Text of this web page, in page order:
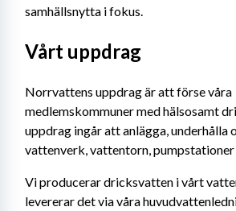
samhällsnytta i fokus.
Vårt uppdrag
Norrvattens uppdrag är att förse våra
medlemskommuner med hälsosamt
uppdrag ingår att anlägga, underhålla
vattenverk, vattentorn, pumpstationer
Vi producerar dricksvatten i vårt
levererar det via våra